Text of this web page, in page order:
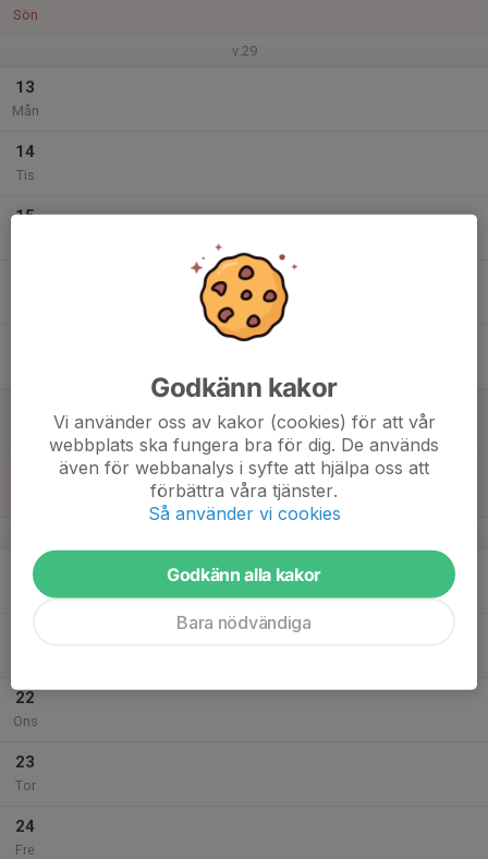
Sön
v.29
13
Mån
14
Tis
15
20
Mån
22
Ons
23
Tor
24
Fre
Godkänn kakor
Vi använder oss av kakor (cookies) för att vår
webbplats ska fungera bra för dig. De används
även för webbanalys i syfte att hjälpa oss att
förbättra våra tjänster.
Så använder vi cookies
Godkänn alla kakor
Bara nödvändiga